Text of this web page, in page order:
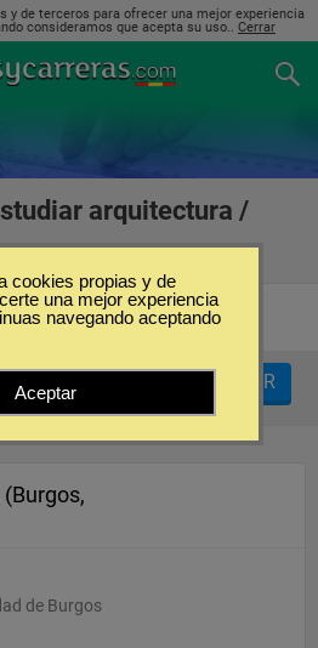
y de terceros para ofrecer una mejor experiencia
consideramos que acepta su uso.. Cerrar
arquitectura /
Burgos FILTRAR
de Burgos
cookies propias y de
una mejor experiencia
navegando aceptando
Aceptar